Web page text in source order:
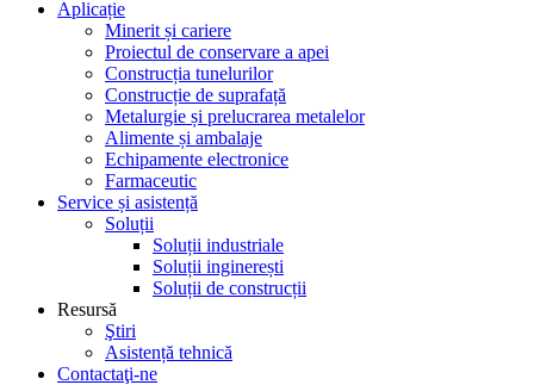
Aplicație
Minerit și cariere
Proiectul de conservare a apei
Construcția tunelurilor
Construcție de suprafață
Metalurgie și prelucrarea metalelor
Alimente și ambalaje
Echipamente electronice
Farmaceutic
Service și asistență
Soluții
Soluții industriale
Soluții inginerești
Soluții de construcții
Resursă
Ştiri
Asistență tehnică
Contactaţi-ne